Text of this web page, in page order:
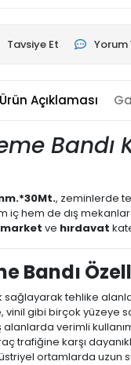
Tavsiye Et Yorum
Ürün Açıklaması
Bandı
, zeminlerde
iç hem de dış
market ve hırdavat
Bandı
sağlayarak tehlike
gibi birçok yüzeye
alanlarda verimli
trafiğine karşı
ortamlarda uzun